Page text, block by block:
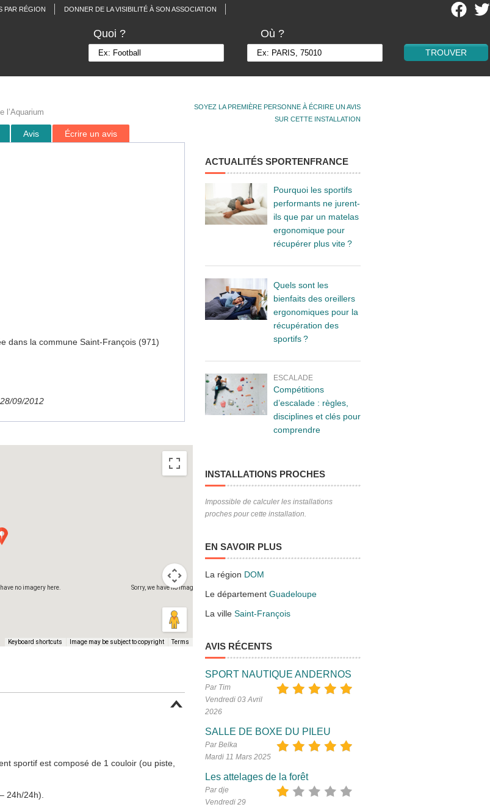
PAR RÉGION DONNER DE LA VISIBILITÉ À SON ASSOCIATION
Quoi ? Où ?
SOYEZ LA PREMIÈRE PERSONNE À ÉCRIRE UN AVIS
SUR CETTE INSTALLATION
l’Aquarium
Avis Écrire un avis
dans la commune Saint-François (971)
09/2012
no imagery here. Sorry, we have no imagery here.
Keyboard shortcuts Image may be subject to copyright Terms
sportif est composé de 1 couloir (ou piste,
24h/24h).
ACTUALITÉS SPORTENFRANCE
Pourquoi les sportifs
performants ne jurent-
ils que par un matelas
ergonomique pour
récupérer plus vite ?
Quels sont les
bienfaits des oreillers
ergonomiques pour la
récupération des
sportifs ?
ESCALADE
Compétitions
d’escalade : règles,
disciplines et clés pour
comprendre
INSTALLATIONS PROCHES
Impossible de calculer les installations
proches pour cette installation.
EN SAVOIR PLUS
La région DOM
Le département Guadeloupe
La ville Saint-François
AVIS RÉCENTS
SPORT NAUTIQUE ANDERNOS
Par Tim
Vendredi 03 Avril
2026
SALLE DE BOXE DU PILEU
Par Belka
Mardi 11 Mars 2025
Les attelages de la forêt
Par dje
Vendredi 29